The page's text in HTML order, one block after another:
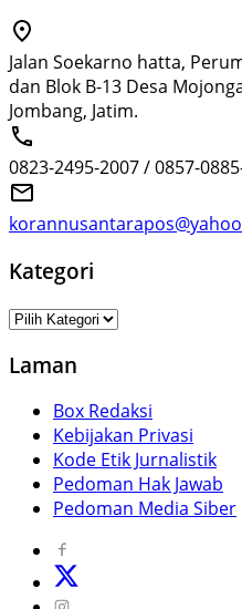
Jalan Soekarno hatta,
dan Blok B-13 Desa
Jombang, Jatim.
0823-2495-2007 / 0857-
Kategori
Kategori
Laman
Box Redaksi
Kebijakan Privasi
Kode Etik Jurnalistik
Pedoman Hak Jawab
Pedoman Media Siber